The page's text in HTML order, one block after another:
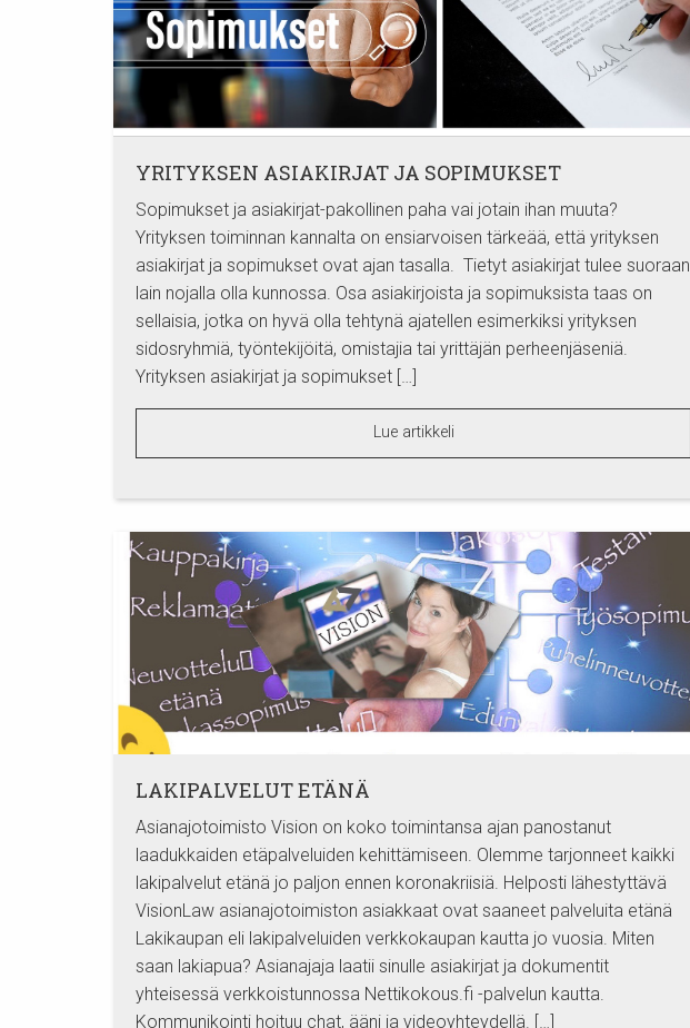
YRITYKSEN ASIAKIRJAT JA SOPIMUKSET
Sopimukset ja asiakirjat-pakollinen paha vai jotain ihan muuta?
Yrityksen toiminnan kannalta on ensiarvoisen tärkeää, että yrityksen
asiakirjat ja sopimukset ovat ajan tasalla. Tietyt asiakirjat tulee suoraan
lain nojalla olla kunnossa. Osa asiakirjoista ja sopimuksista taas on
sellaisia, jotka on hyvä olla tehtynä ajatellen esimerkiksi yrityksen
sidosryhmiä, työntekijöitä, omistajia tai yrittäjän perheenjäseniä.
Yrityksen asiakirjat ja sopimukset […]
Lue artikkeli
LAKIPALVELUT ETÄNÄ
Asianajotoimisto Vision on koko toimintansa ajan panostanut
laadukkaiden etäpalveluiden kehittämiseen. Olemme tarjonneet kaikki
lakipalvelut etänä jo paljon ennen koronakriisiä. Helposti lähestyttävä
VisionLaw asianajotoimiston asiakkaat ovat saaneet palveluita etänä
Lakikaupan eli lakipalveluiden verkkokaupan kautta jo vuosia. Miten
saan lakiapua? Asianajaja laatii sinulle asiakirjat ja dokumentit
yhteisessä verkkoistunnossa Nettikokous.fi -palvelun kautta.
Kommunikointi hoituu chat, ääni ja videoyhteydellä. […]